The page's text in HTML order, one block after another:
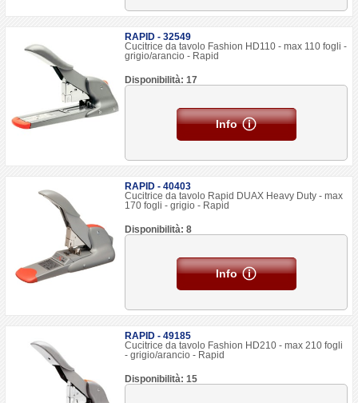
RAPID - 32549
Cucitrice da tavolo Fashion HD110 - max 110 fogli -
grigio/arancio - Rapid
Disponibilità: 17
Info
RAPID - 40403
Cucitrice da tavolo Rapid DUAX Heavy Duty - max
170 fogli - grigio - Rapid
Disponibilità: 8
Info
RAPID - 49185
Cucitrice da tavolo Fashion HD210 - max 210 fogli
- grigio/arancio - Rapid
Disponibilità: 15